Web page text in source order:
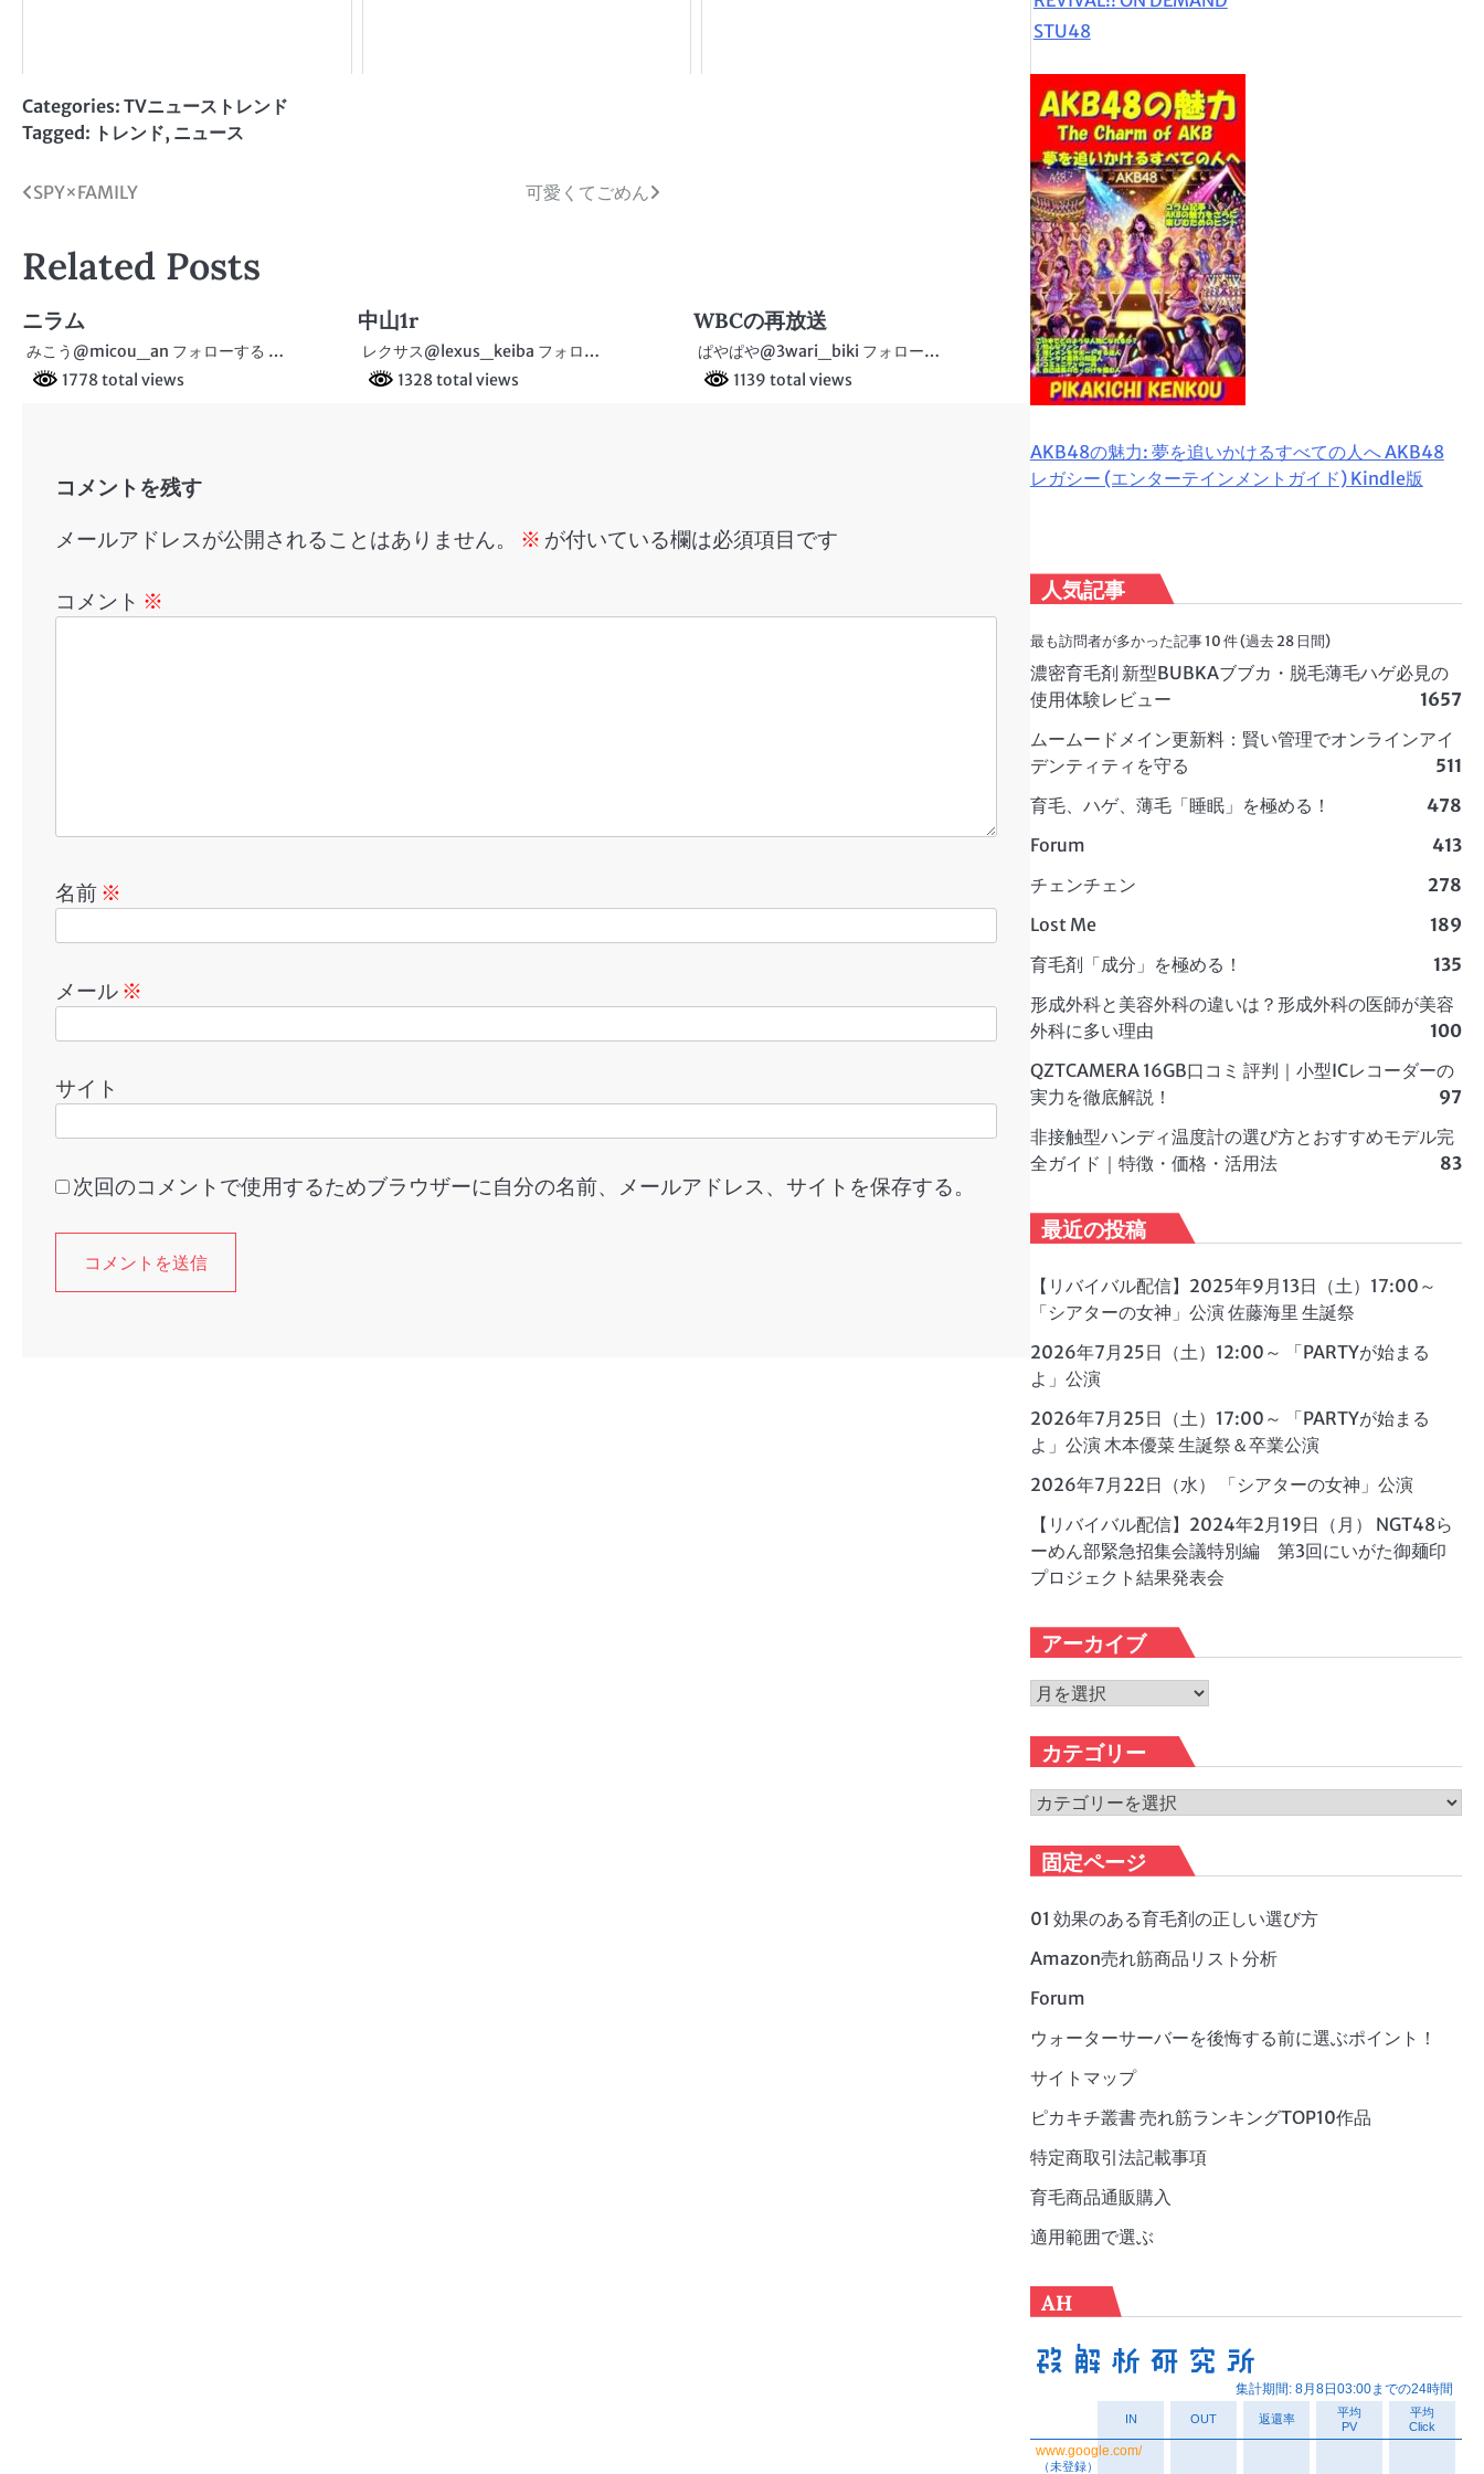
Categories: TVニューストレンド
Tagged: トレンド, ニュース
投
ナ
ビ
ゲ
ー
SPY×FAMILY 可愛くてごめん
Related Posts
ニラム
みこう@micou_an フォローする …
1778 total views
中山1r
レクサス@lexus_keiba フォロ…
1328 total views
WBCの再放送
ぱやぱや@3wari_biki フォロー…
1139 total views
コメントを残す
メールアドレスが公開されることはありません。
※ が付いている欄は必須項目です
コメント ※
名前 ※
メール ※
サイト
次回のコメントで使用するためブラウザーに自分の名前、メールアドレス、サイトを保存する。
STU48
AKB48の魅力: 夢を追いかけるすべての人へ AKB48
レガシー (エンターテインメントガイド) Kindle版
人気記事
最も訪問者が多かった記事 10 件 (過去 28 日間)
濃密育毛剤 新型BUBKAブブカ・脱毛薄毛ハゲ必見の
使用体験レビュー
1657
ムームードメイン更新料：賢い管理でオンラインアイ
デンティティを守る
511
育毛、ハゲ、薄毛「睡眠」を極める！
478
Forum
413
チェンチェン
278
Lost Me
189
育毛剤「成分」を極める！
135
形成外科と美容外科の違いは？形成外科の医師が美容
外科に多い理由
100
QZTCAMERA 16GB口コミ 評判｜小型ICレコーダーの
実力を徹底解説！
97
非接触型ハンディ温度計の選び方とおすすめモデル完
全ガイド｜特徴・価格・活用法
83
最近の投稿
【リバイバル配信】2025年9月13日（土）17:00～
「シアターの女神」公演 佐藤海里 生誕祭
2026年7月25日（土）12:00～ 「PARTYが始まる
よ」公演
2026年7月25日（土）17:00～ 「PARTYが始まる
よ」公演 木本優菜 生誕祭＆卒業公演
2026年7月22日（水） 「シアターの女神」公演
【リバイバル配信】2024年2月19日（月） NGT48ら
ーめん部緊急招集会議特別編 第3回にいがた御麺印
プロジェクト結果発表会
アーカイブ
ア
カ
イ
ブ
カテゴリー
カ
ゴ
リ
ー
固定ページ
01 効果のある育毛剤の正しい選び方
Amazon売れ筋商品リスト分析
Forum
ウォーターサーバーを後悔する前に選ぶポイント！
サイトマップ
ピカキチ叢書 売れ筋ランキングTOP10作品
特定商取引法記載事項
育毛商品通販購入
適用範囲で選ぶ
AH